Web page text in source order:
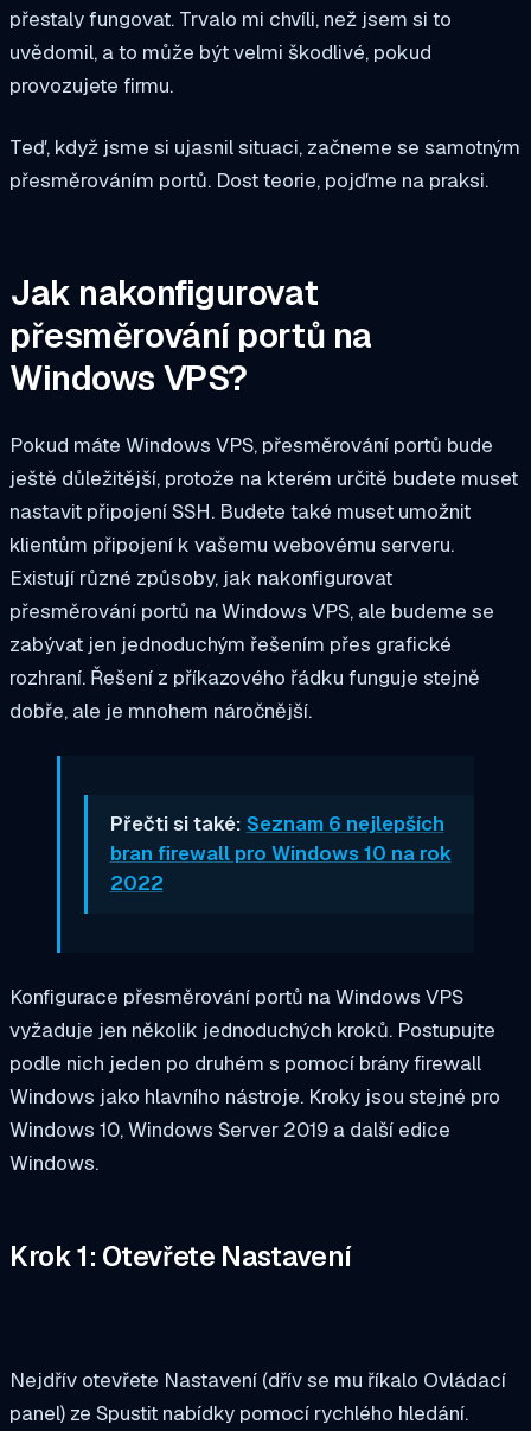
přestaly fungovat. Trvalo mi chvíli, než jsem si to
uvědomil, a to může být velmi škodlivé, pokud
provozujete firmu.
Teď, když jsme si ujasnil situaci, začneme se samotným
přesměrováním portů. Dost teorie, pojďme na praksi.
Jak nakonfigurovat
přesměrování portů na
Windows VPS?
Pokud máte Windows VPS, přesměrování portů bude
ještě důležitější, protože na kterém určitě budete muset
nastavit připojení SSH. Budete také muset umožnit
klientům připojení k vašemu webovému serveru.
Existují různé způsoby, jak nakonfigurovat
přesměrování portů na Windows VPS, ale budeme se
zabývat jen jednoduchým řešením přes grafické
rozhraní. Řešení z příkazového řádku funguje stejně
dobře, ale je mnohem náročnější.
Přečti si také: Seznam 6 nejlepších
bran firewall pro Windows 10 na rok
2022
Konfigurace přesměrování portů na Windows VPS
vyžaduje jen několik jednoduchých kroků. Postupujte
podle nich jeden po druhém s pomocí brány firewall
Windows jako hlavního nástroje. Kroky jsou stejné pro
Windows 10, Windows Server 2019 a další edice
Windows.
Krok 1: Otevřete Nastavení
Nejdřív otevřete Nastavení (dřív se mu říkalo Ovládací
panel) ze Spustit nabídky pomocí rychlého hledání.